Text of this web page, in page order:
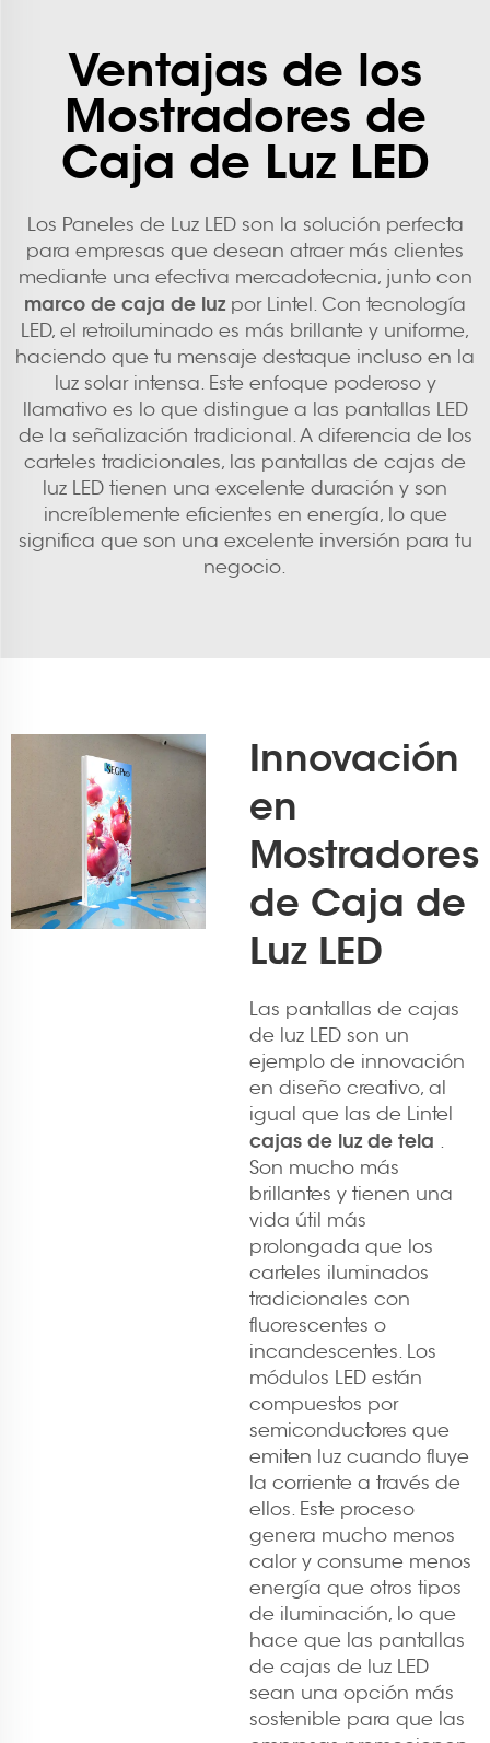
Ventajas de los
Mostradores de
Caja de Luz LED
Los Paneles de Luz LED son la solución perfecta
para empresas que desean atraer más clientes
mediante una efectiva mercadotecnia, junto con
marco de caja de luz por Lintel. Con tecnología
LED, el retroiluminado es más brillante y uniforme,
haciendo que tu mensaje destaque incluso en la
luz solar intensa. Este enfoque poderoso y
llamativo es lo que distingue a las pantallas LED
de la señalización tradicional. A diferencia de los
carteles tradicionales, las pantallas de cajas de
luz LED tienen una excelente duración y son
increíblemente eficientes en energía, lo que
significa que son una excelente inversión para tu
negocio.
Innovación
en
Mostradores
de Caja de
Luz LED
Las pantallas de cajas
de luz LED son un
ejemplo de innovación
en diseño creativo, al
igual que las de Lintel
cajas de luz de tela .
Son mucho más
brillantes y tienen una
vida útil más
prolongada que los
carteles iluminados
tradicionales con
fluorescentes o
incandescentes. Los
módulos LED están
compuestos por
semiconductores que
emiten luz cuando fluye
la corriente a través de
ellos. Este proceso
genera mucho menos
calor y consume menos
energía que otros tipos
de iluminación, lo que
hace que las pantallas
de cajas de luz LED
sean una opción más
sostenible para que las